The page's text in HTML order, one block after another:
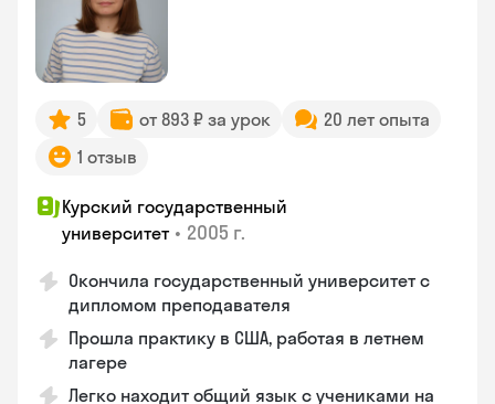
5 от 893 ₽ за урок
20 лет опыта
1 отзыв
Курский государственный
университет • 2005 г.
Окончила государственный университет с
дипломом преподавателя
Прошла практику в США, работая в летнем
лагере
Легко находит общий язык с учениками на